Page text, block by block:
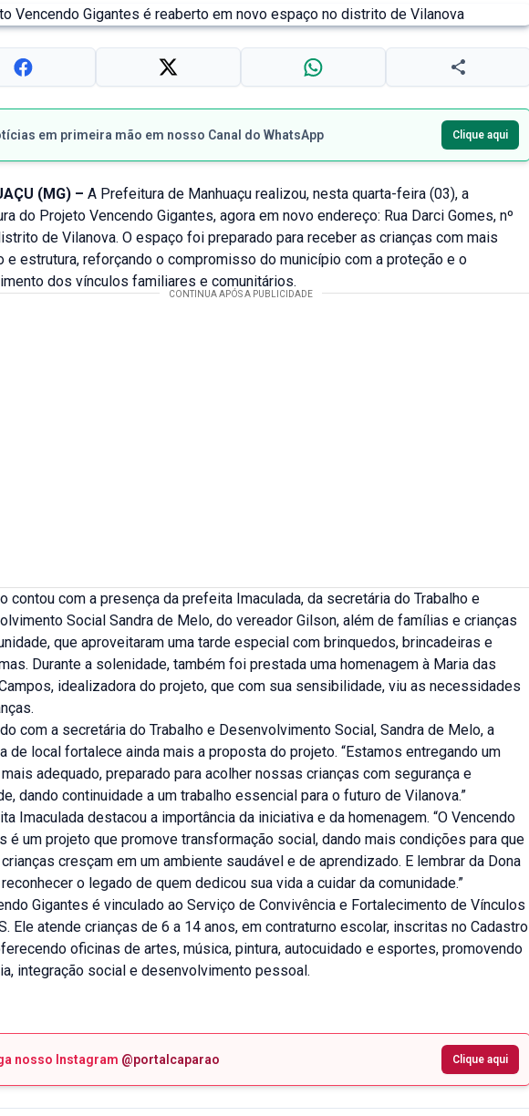
em primeira mão em nosso Canal do WhatsApp Clique aqui
(MG) – A Prefeitura de Manhuaçu realizou, nesta quarta-feira (03), a
do Projeto Vencendo Gigantes, agora em novo endereço: Rua Darci Gomes, nº
de Vilanova. O espaço foi preparado para receber as crianças com mais
e estrutura, reforçando o compromisso do município com a proteção e o
dos vínculos familiares e comunitários.
contou com a presença da prefeita Imaculada, da secretária do Trabalho e
Social Sandra de Melo, do vereador Gilson, além de famílias e crianças
que aproveitaram uma tarde especial com brinquedos, brincadeiras e
Durante a solenidade, também foi prestada uma homenagem à Maria das
idealizadora do projeto, que com sua sensibilidade, viu as necessidades
com a secretária do Trabalho e Desenvolvimento Social, Sandra de Melo, a
de local fortalece ainda mais a proposta do projeto. “Estamos entregando um
adequado, preparado para acolher nossas crianças com segurança e
dando continuidade a um trabalho essencial para o futuro de Vilanova.”
Imaculada destacou a importância da iniciativa e da homenagem. “O Vencendo
é um projeto que promove transformação social, dando mais condições para que
cresçam em um ambiente saudável e de aprendizado. E lembrar da Dona
o legado de quem dedicou sua vida a cuidar da comunidade.”
Gigantes é vinculado ao Serviço de Convivência e Fortalecimento de Vínculos
Ele atende crianças de 6 a 14 anos, em contraturno escolar, inscritas no Cadastro
oficinas de artes, música, pintura, autocuidado e esportes, promovendo
integração social e desenvolvimento pessoal.
nosso Instagram @portalcaparao Clique aqui